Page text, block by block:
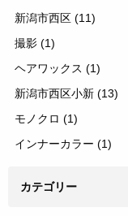
新潟市西区 (11)
撮影 (1)
ヘアワックス (1)
新潟市西区小新 (13)
モノクロ (1)
インナーカラー (1)
カテゴリー